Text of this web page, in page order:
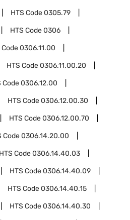
HTS Code0305.79
HTS Code0306
Code0306.11.00
HTS Code0306.11.00.20
Code0306.12.00
HTS Code0306.12.00.30
HTS Code0306.12.00.70
Code0306.14.20.00
HTS Code0306.14.40.03
HTS Code0306.14.40.09
HTS Code0306.14.40.15
HTS Code0306.14.40.30